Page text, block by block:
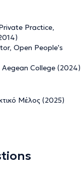
Practice,
Open People's
College (2024)
Μέλος (2025)